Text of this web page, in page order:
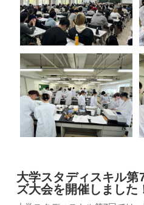
大学スタディスキル第
ズ大会を開催しました